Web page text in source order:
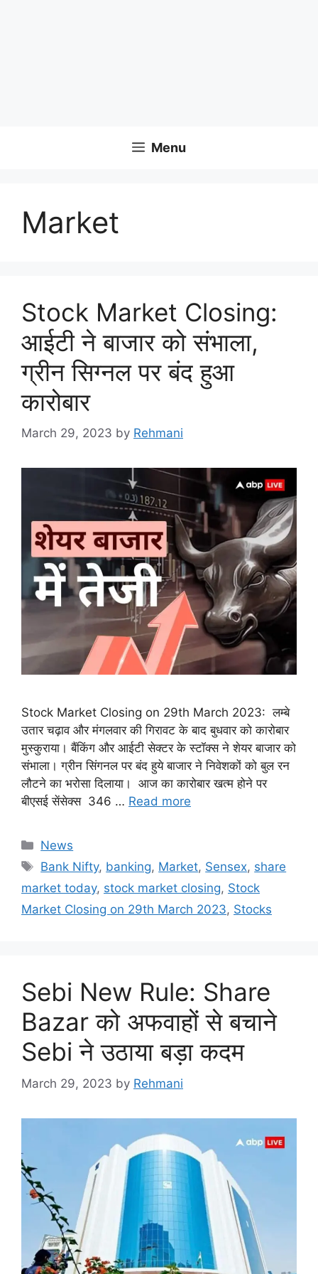
Menu
Market
Stock Market Closing:
आईटी ने बाजार को संभाला,
ग्रीन सिग्नल पर बंद हुआ
कारोबार
March 29, 2023 by Rehmani
Stock Market Closing on 29th March 2023: लम्बे
उतार चढ़ाव और मंगलवार की गिरावट के बाद बुधवार को कारोबार
मुस्कुराया। बैंकिंग और आईटी सेक्टर के स्टॉक्स ने शेयर बाजार को
संभाला। ग्रीन सिंगनल पर बंद हुये बाजार ने निवेशकों को बुल रन
लौटने का भरोसा दिलाया। आज का कारोबार खत्म होने पर
बीएसई सेंसेक्स 346 … Read more
Categories
News
Tags
Bank Nifty, banking, Market, Sensex, share
market today, stock market closing, Stock
Market Closing on 29th March 2023, Stocks
Sebi New Rule: Share
Bazar को अफवाहों से बचाने
Sebi ने उठाया बड़ा कदम
March 29, 2023 by Rehmani